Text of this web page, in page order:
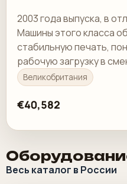
2003 года выпуска, в
Машины этого класса
стабильную печать,
рабочую загрузку в
Великобритания
€40,582
Весь каталог в России